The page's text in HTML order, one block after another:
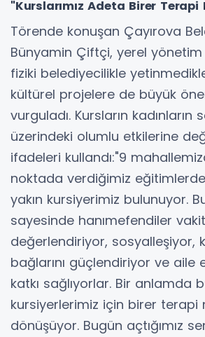
"Kurslarımız Adeta Birer Terapi
Törende konuşan Çayırova
Bünyamin Çiftçi, yerel
fiziki belediyecilikle
kültürel projelere de büyük
vurguladı. Kursların kadınların
üzerindeki olumlu etkilerine
ifadeleri kullandı:"9
noktada verdiğimiz
yakın kursiyerimiz bulunuyor.
sayesinde hanımefendiler
değerlendiriyor, sosyalleşiyor,
bağlarını güçlendiriyor ve aile
katkı sağlıyorlar. Bir anlamda
kursiyerlerimiz için birer terapi
dönüşüyor. Bugün açtığımız